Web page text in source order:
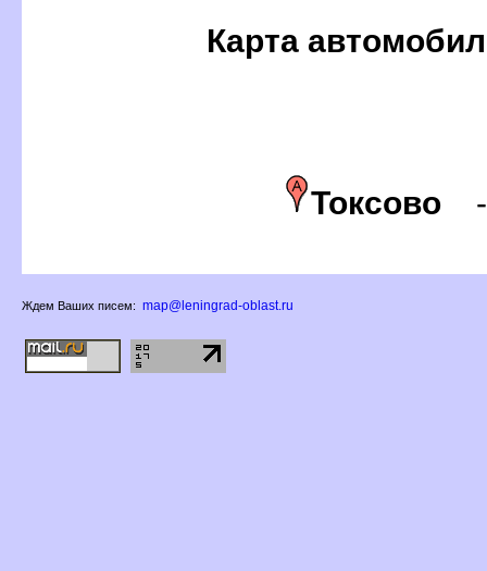
Карта
Токсово
Ждем Ваших писем: map@leningrad-oblast.ru